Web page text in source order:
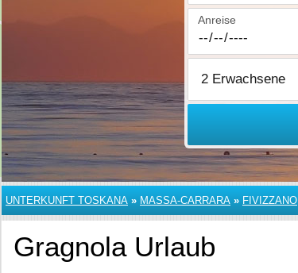
Anreise
UNTERKUNFT TOSKANA » MASSA-CARRARA » FIVIZZANO
Gragnola Urlaub